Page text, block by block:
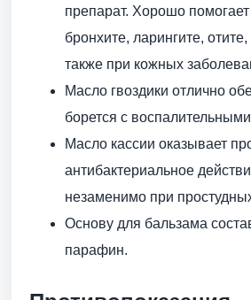
препарат. Хорошо
бронхите, ларингите,
также при кожных
Масло гвоздики отлично
борется с
Масло кассии оказывает
антибактериальное
незаменимо при
Основу для бальзама
парафин.